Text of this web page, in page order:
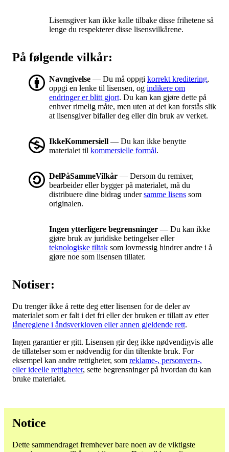
Lisensgiver kan ikke kalle tilbake disse frihetene så
lenge du respekterer disse lisensvilkårene.
På følgende vilkår:
Navngivelse — Du må oppgi korrekt kreditering,
oppgi en lenke til lisensen, og indikere om
endringer er blitt gjort. Du kan kan gjøre dette på
enhver rimelig måte, men uten at det kan forstås slik
at lisensgiver bifaller deg eller din bruk av verket.
IkkeKommersiell — Du kan ikke benytte
materialet til kommersielle formål.
DelPåSammeVilkår — Dersom du remixer,
bearbeider eller bygger på materialet, må du
distribuere dine bidrag undersamme lisens som
originalen.
Ingen ytterligere begrensninger — Du kan ikke
gjøre bruk av juridiske betingelser eller
teknologiske tiltak som lovmessig hindrer andre i å
gjøre noe som lisensen tillater.
Notiser:
Du trenger ikke å rette deg etter lisensen for de deler av
materialet som er falt i det fri eller der bruken er tillatt av etter
lånereglene i åndsverkloven eller annen gjeldende rett.
Ingen garantier er gitt. Lisensen gir deg ikke nødvendigvis alle
de tillatelser som er nødvendig for din tiltenkte bruk. For
eksempel kan andre rettigheter, som reklame-, personvern-,
eller ideelle rettigheter, sette begrensninger på hvordan du kan
bruke materialet.
Notice
Dette sammendraget fremhever bare noen av de viktigste